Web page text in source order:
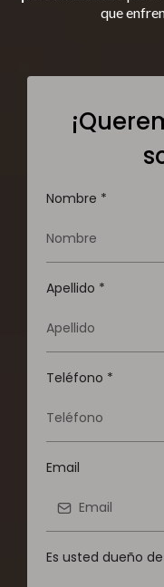
que
Nombre *
Apellido *
Teléfono *
Email
Es usted dueño